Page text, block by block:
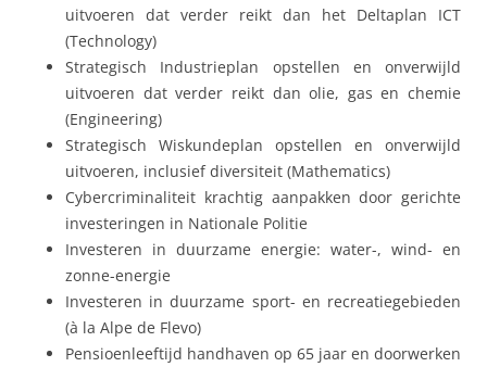
uitvoeren dat verder reikt dan het Deltaplan ICT
(Technology)
Strategisch Industrieplan opstellen en onverwijld
uitvoeren dat verder reikt dan olie, gas en chemie
(Engineering)
Strategisch Wiskundeplan opstellen en onverwijld
uitvoeren, inclusief diversiteit (Mathematics)
Cybercriminaliteit krachtig aanpakken door gerichte
investeringen in Nationale Politie
Investeren in duurzame energie: water-, wind- en
zonne-energie
Investeren in duurzame sport- en recreatiegebieden
(à la Alpe de Flevo)
Pensioenleeftijd handhaven op 65 jaar en doorwerken